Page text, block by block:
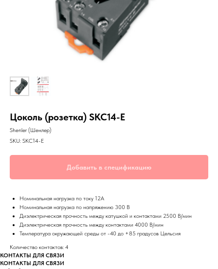
Цоколь (розетка) SKC14-E
Shenler (Шенлер)
SKU: SKC14-E
Добавить в спецификацию
Номинальная нагрузка по току 12А
Номинальная нагрузка по напряжению 300 В
Диэлектрическая прочность между катушкой и контактами 2500 В/мин
Диэлектрическая прочность между контактами 4000 В/мин
Температура окружающей среды от -40 до +85 градусов Цельсия
Количество контактов: 4
КОНТАКТЫ ДЛЯ СВЯЗИ
КОНТАКТЫ ДЛЯ СВЯЗИ